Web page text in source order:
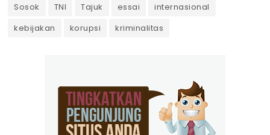
Sosok
TNI Tajuk essai
internasional
kebijakan
korupsi kriminalitas